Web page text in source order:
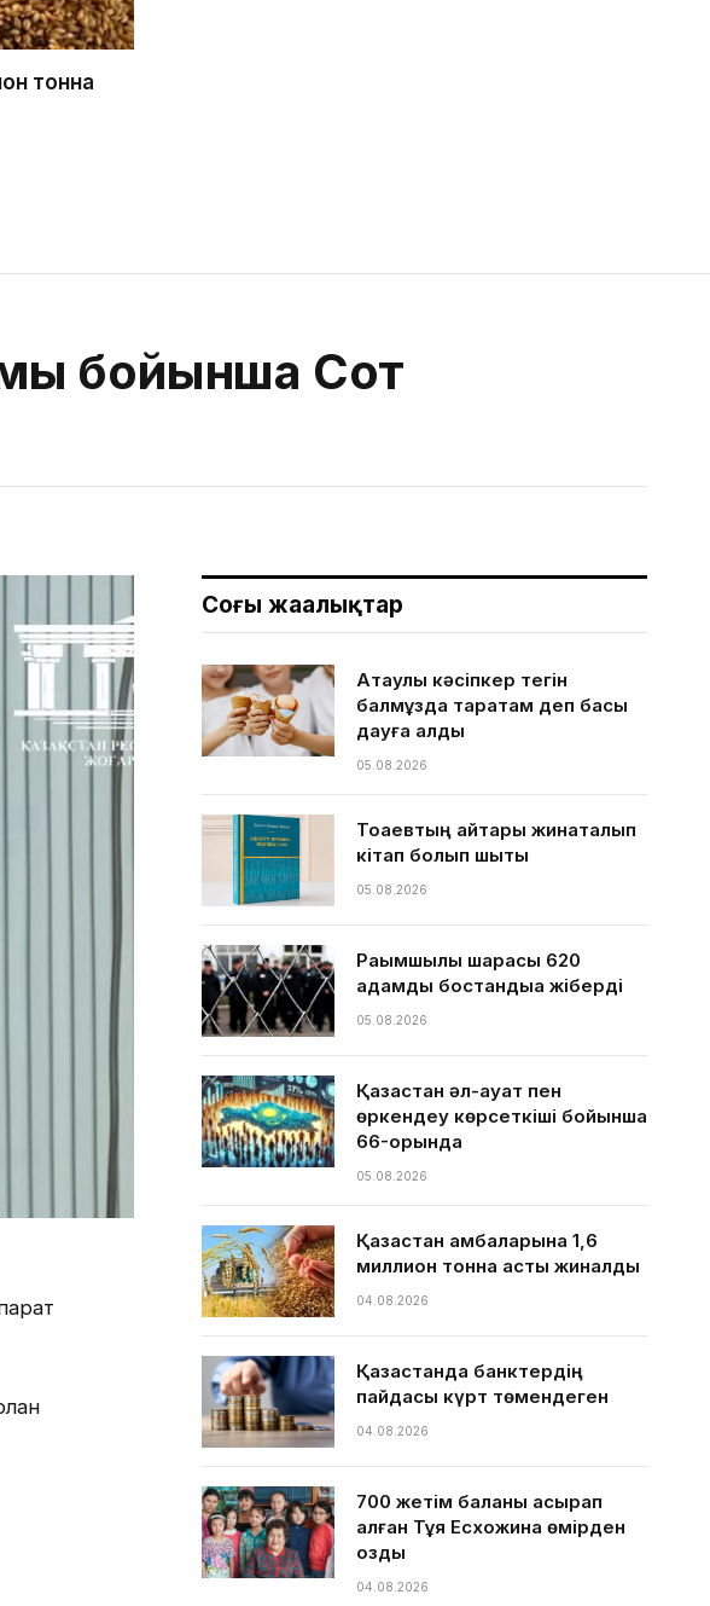
тонна
бойынша Сот
Соңғы жаңалықтар
Ақтаулық кәсіпкер тегін
балмұздақ таратам деп басы
дауға қалды
05.08.2026
Тоқаевтың айтқары жинақталып
кітап болып шықты
05.08.2026
Рақымшылық шарасы 620
адамды бостандыққа жіберді
05.08.2026
Қазақстан әл-ауқат пен
өркендеу көрсеткіші бойынша
66-орында
05.08.2026
Қазақстан қамбаларына 1,6
миллион тонна астық жиналды
04.08.2026
Қазақстанда банктердің
пайдасы күрт төмендеген
04.08.2026
700 жетім баланы асырап
алған Тұяқ Есхожина өмірден
озды
04.08.2026